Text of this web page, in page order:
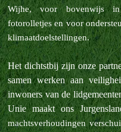
Wijhe, voor bovenwijs
fotorolletjes en voor
klimaatdoelstellingen.
Het dichtstbij zijn onze
samen werken aan
inwoners van de
Unie maakt ons
machtsverhoudingen